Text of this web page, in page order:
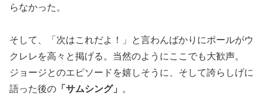
らなかった。
そして、「次はこれだよ！」と言わんばかりにポールがウ
クレレを高々と掲げる。当然のようにここでも大歓声。
ジョージとのエピソードを嬉しそうに、そして誇らしげに
語った後の 「サムシング」 。